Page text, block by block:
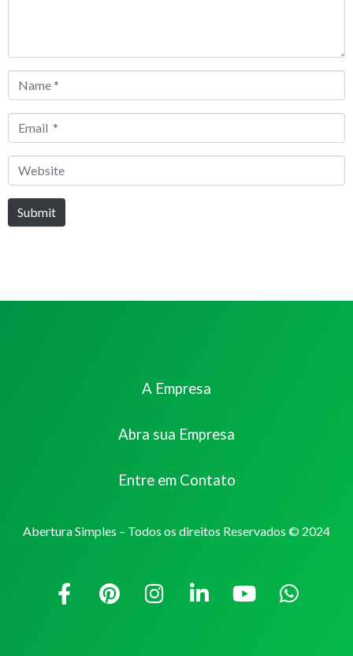
Name
Email
Website
Submit
A Empresa
Abra sua Empresa
Entre em Contato
Abertura Simples – Todos os direitos Reservados © 2024